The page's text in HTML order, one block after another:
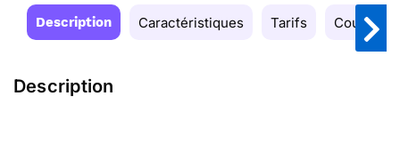
Description Caractéristiques Tarifs Couleurs
Description